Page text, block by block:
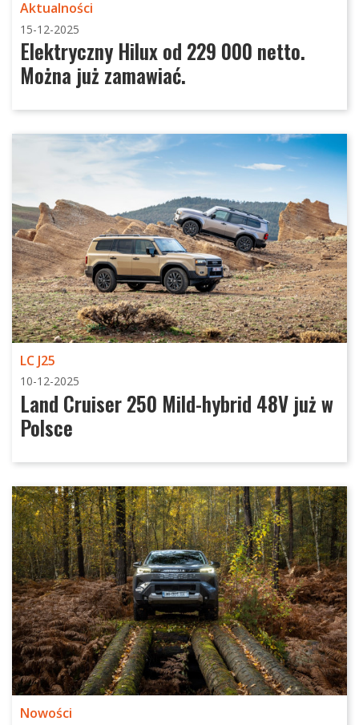
Aktualności
15-12-2025
Elektryczny Hilux od 229 000 netto.
Można już zamawiać.
LC J25
10-12-2025
Land Cruiser 250 Mild-hybrid 48V już w
Polsce
Nowości